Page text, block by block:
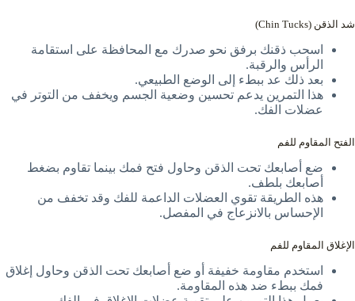
شد الذقن (Chin Tucks)
اسحب ذقنك برفق نحو صدرك مع المحافظة على استقامة
الرأس والرقبة.
بعد ذلك عد ببطء إلى الوضع الطبيعي.
هذا التمرين يدعم تحسين وضعية الجسم ويخفف من التوتر في
عضلات الفك.
الفتح المقاوم للفم
ضع أصابعك تحت الذقن وحاول فتح فمك بينما تقاوم بضغط
أصابعك بلطف.
هذه الطريقة تقوي العضلات الداعمة للفك وقد تخفف من
الإحساس بالانزعاج في المفصل.
الإغلاق المقاوم للفم
استخدم مقاومة خفيفة أو ضع أصابعك تحت الذقن وحاول إغلاق
فمك ببطء ضد هذه المقاومة.